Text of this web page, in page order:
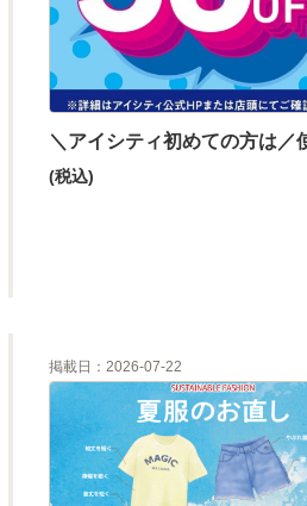
(税込)
掲載日：2026-07-22